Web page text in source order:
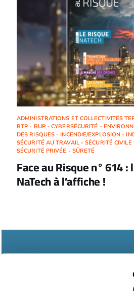
ADMINISTRATIONS ET COLLECTIVITÉS
BTP - BUP - CYBERSÉCURITÉ -
DES RISQUES - INCENDIE/EXPLOSION -
SÉCURITÉ AU TRAVAIL - SÉCURITÉ
SÉCURITÉ PRIVÉE - SÛRETÉ
Face au Risque n° 614
NaTech à l’affiche !